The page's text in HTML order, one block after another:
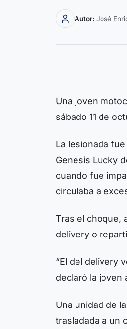
Autor: José
Una joven
sábado 11 de
La lesionada
Genesis Lucky
cuando fue
circulaba a
Tras el choque,
delivery o
“El del delivery
declaró la joven
Una unidad de
trasladada a un